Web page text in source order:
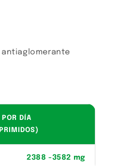
antiaglomerante
DÍA
2388 -3582 mg